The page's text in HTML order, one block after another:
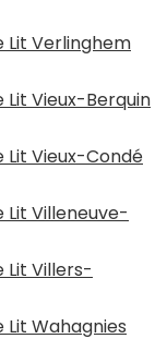
Lit Verlinghem
Vieux-Berquin
Vieux-Condé
Villeneuve-
Lit Villers-
Wahagnies